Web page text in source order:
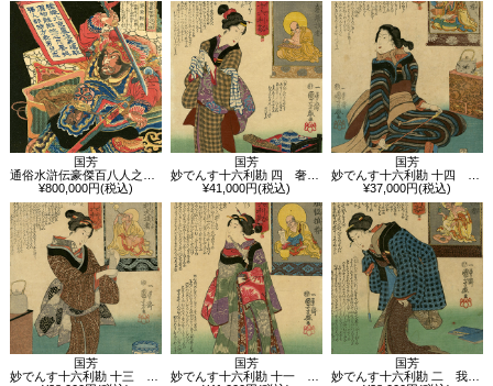
国芳
通俗水滸伝豪傑百八人之一個 赤髪鬼劉唐
¥800,000円(税込)
国芳
妙でんす十六利勘 四 奢羅損者
¥41,000円(税込)
国芳
妙でんす十六利勘 十四 短気者損者
¥37,000円(税込)
国芳
妙でんす十六利勘 十三 小利大損者
国芳
妙でんす十六利勘 十一 煩悩損者
国芳
妙でんす十六利勘 二 我慢損者